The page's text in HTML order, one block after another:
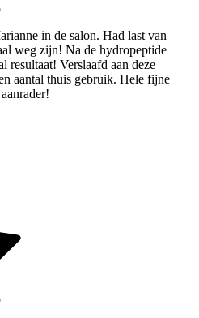
in de salon. Had last van
weg zijn! Na de hydropeptide
resultaat! Verslaafd aan deze
aantal thuis gebruik. Hele fijne